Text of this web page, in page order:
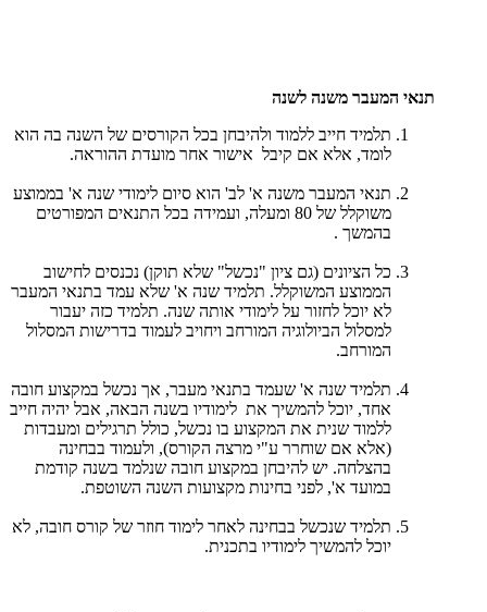
תנאי המעבר משנה לשנה
תלמיד חייב ללמוד ולהיבחן בכל הקורסים של השנה בה הוא
לומד, אלא אם קיבל אישור אחר מועדת ההוראה.
תנאי המעבר משנה א' לב' הוא סיום לימודי שנה א' בממוצע
משוקלל של 80 ומעלה, ועמידה בכל התנאים המפורטים
בהמשך .
כל הציונים (גם ציון "נכשל" שלא תוקן) נכנסים לחישוב
הממוצע המשוקלל. תלמיד שנה א' שלא עמד בתנאי המעבר
לא יוכל לחזור על לימודי אותה שנה. תלמיד כזה יעבור
למסלול הביולוגיה המורחב ויחויב לעמוד בדרישות המסלול
המורחב.
תלמיד שנה א' שעמד בתנאי מעבר, אך נכשל במקצוע חובה
אחד, יוכל להמשיך את לימודיו בשנה הבאה, אבל יהיה חייב
ללמוד שנית את המקצוע בו נכשל, כולל תרגילים ומעבדות
(אלא אם שוחרר ע"י מרצה הקורס), ולעמוד בבחינה
בהצלחה. יש להיבחן במקצוע חובה שנלמד בשנה קודמת
במועד א', לפני בחינות מקצועות השנה השוטפת.
תלמיד שנכשל בבחינה לאחר לימוד חוזר של קורס חובה, לא
יוכל להמשיך לימודיו בתכנית.